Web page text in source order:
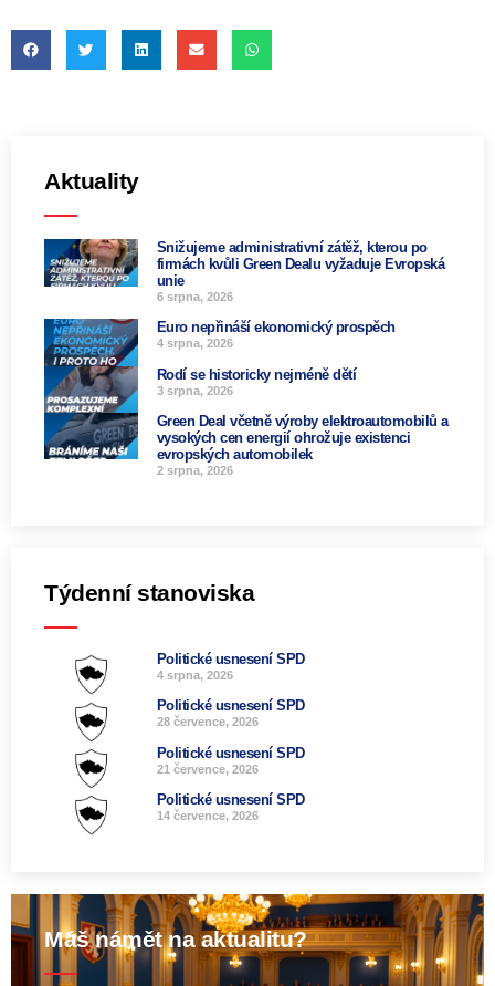
Aktuality
Snižujeme administrativní zátěž, kterou po
firmách kvůli Green Dealu vyžaduje Evropská
unie
6 srpna, 2026
Euro nepřináší ekonomický prospěch
4 srpna, 2026
Rodí se historicky nejméně dětí
3 srpna, 2026
Green Deal včetně výroby elektroautomobilů a
vysokých cen energií ohrožuje existenci
evropských automobilek
2 srpna, 2026
Týdenní stanoviska
Politické usnesení SPD
4 srpna, 2026
Politické usnesení SPD
28 července, 2026
Politické usnesení SPD
21 července, 2026
Politické usnesení SPD
14 července, 2026
Máš námět na aktualitu?